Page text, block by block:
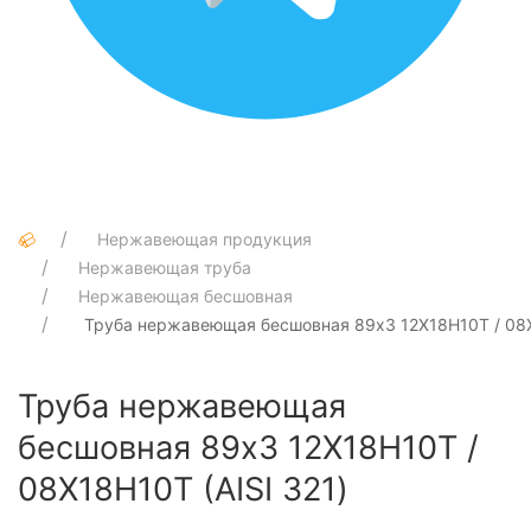
Нержавеющая продукция
Нержавеющая труба
Нержавеющая бесшовная
Труба нержавеющая бесшовная 89х3 12Х18Н10Т /
Труба нержавеющая
бесшовная 89х3 12Х18Н10Т /
08Х18Н10Т (AISI 321)